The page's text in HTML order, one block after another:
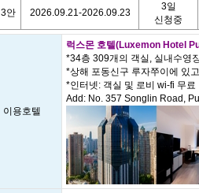
3안 2026.09.21-2026.09.23
3일
신청중
이용호텔
럭스몬 호텔(Luxemon Hotel
*34층 309개의 객실, 실내수영
*상해 포동신구 루자쭈이에 있
*인터넷: 객실 및 로비 wi-fi 무료
Add: No. 357 Songlin Road,